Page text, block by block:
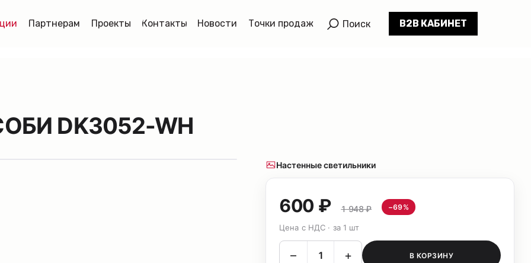
Поиск
Партнерам Контакты Новости
Проекты B2B КАБИНЕТ
Точки продаж
DK3052-WH
Настенные светильники
600 ₽ 1 948 ₽ −69%
Цена с НДС · за 1 шт
– + В КОРЗИНУ